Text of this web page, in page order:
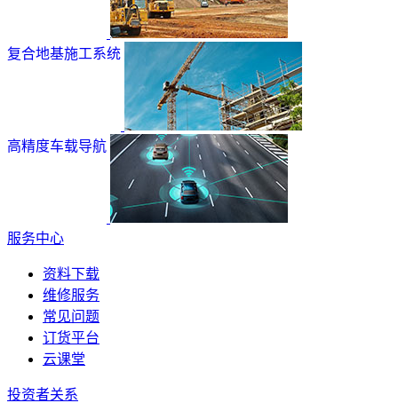
复合地基施工系统
高精度车载导航
服务中心
资料下载
维修服务
常见问题
订货平台
云课堂
投资者关系